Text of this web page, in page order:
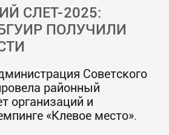
СЛЕТ-2025:
ПОЛУЧИЛИ
Советского
районный
организаций и
«Клевое место».